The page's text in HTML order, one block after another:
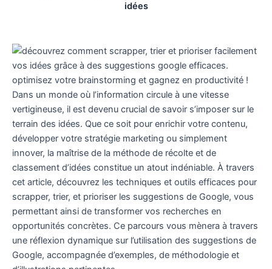
idées
Dans un monde où l’information circule à une vitesse
vertigineuse, il est devenu crucial de savoir s’imposer sur le
terrain des idées. Que ce soit pour enrichir votre contenu,
développer votre stratégie marketing ou simplement
innover, la maîtrise de la méthode de récolte et de
classement d’idées constitue un atout indéniable. À travers
cet article, découvrez les techniques et outils efficaces pour
scrapper, trier, et prioriser les suggestions de Google, vous
permettant ainsi de transformer vos recherches en
opportunités concrètes. Ce parcours vous mènera à travers
une réflexion dynamique sur l’utilisation des suggestions de
Google, accompagnée d’exemples, de méthodologie et